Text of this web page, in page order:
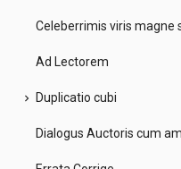
Celeberrimis viris magne
Ad Lectorem
chevron_right Duplicatio cubi
Dialogus Auctoris cum